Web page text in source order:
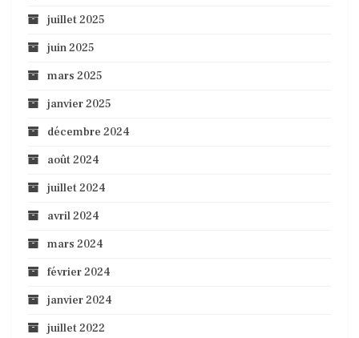
juillet 2025
juin 2025
mars 2025
janvier 2025
décembre 2024
août 2024
juillet 2024
avril 2024
mars 2024
février 2024
janvier 2024
juillet 2022